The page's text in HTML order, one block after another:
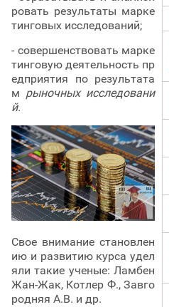
ровать результаты марке
тинговых исследований;
- совершенствовать марке
тинговую деятельность пр
едприятия по результата
м рыночных исследовани
й.
Свое внимание становлен
ию и развитию курса удел
яли такие ученые: Ламбен
Жан-Жак, Котлер Ф., Завго
родняя А.В. и др.